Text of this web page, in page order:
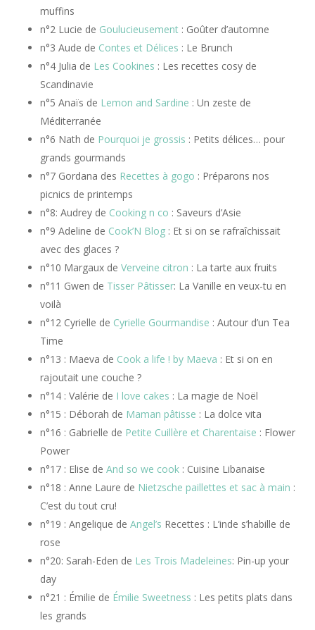
muffins
n°2 Lucie de Goulucieusement: Goûter d’automne
n°3 Aude de Contes et Délices : Le Brunch
n°4 Julia de Les Cookines : Les recettes cosy de
Scandinavie
n°5 Anaïs de Lemon and Sardine : Un zeste de
Méditerranée
n°6 Nath de Pourquoi je grossis : Petits délices… pour
grands gourmands
n°7 Gordana des Recettes à gogo : Préparons nos
picnics de printemps
n°8: Audrey de Cooking n co : Saveurs d’Asie
n°9 Adeline de Cook’N Blog: Et si on se rafraîchissait
avec des glaces ?
n°10 Margaux de Verveine citron : La tarte aux fruits
n°11 Gwen de Tisser Pâtisser: La Vanille en veux-tu en
voilà
n°12 Cyrielle de Cyrielle Gourmandise : Autour d’un Tea
Time
n°13 : Maeva de Cook a life ! by Maeva : Et si on en
rajoutait une couche ?
n°14 : Valérie de I love cakes : La magie de Noël
n°15 : Déborah de Maman pâtisse : La dolce vita
n°16 : Gabrielle de Petite Cuillère et Charentaise : Flower
Power
n°17 : Elise de And so we cook: Cuisine Libanaise
n°18 : Anne Laure de Nietzsche paillettes et sac à main :
C’est du tout cru!
n°19 : Angelique de Angel’s Recettes : L’inde s’habille de
rose
n°20: Sarah-Eden de Les Trois Madeleines: Pin-up your
day
n°21 : Émilie de Émilie Sweetness : Les petits plats dans
les grands